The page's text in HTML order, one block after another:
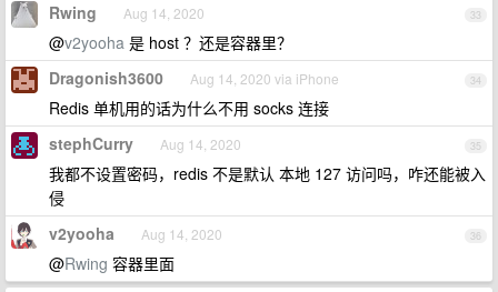
33
Rwing Aug 14, 2020
@v2yooha 是 host ？还是容器里？
34
Dragonish3600 Aug 14, 2020 via iPhone
Redis 单机用的话为什么不用 socks 连接
35
stephCurry Aug 14, 2020
我都不设置密码，redis 不是默认 本地 127 访问吗，咋还能被入
侵
36
v2yooha Aug 14, 2020
@Rwing 容器里面